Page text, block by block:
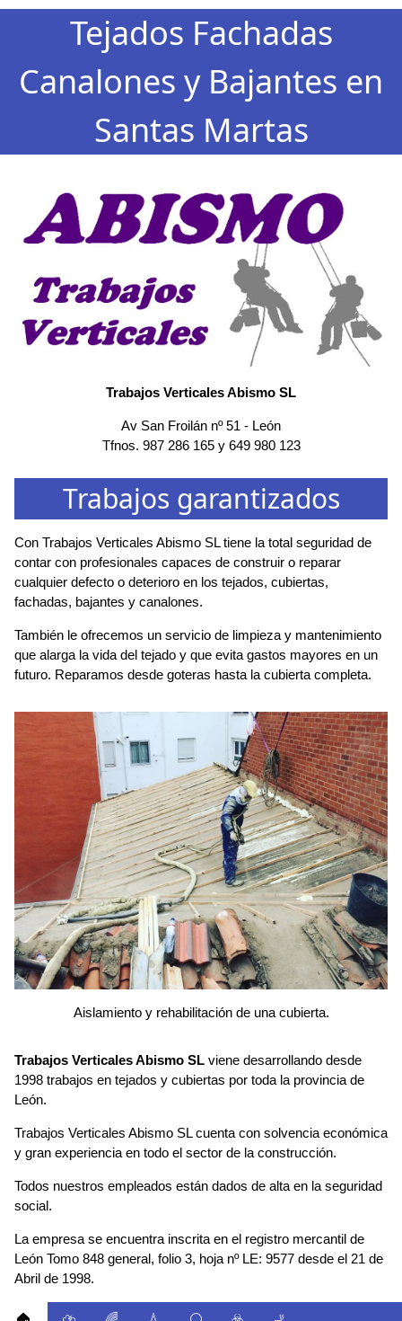
Tejados Fachadas
Canalones y Bajantes en
Santas Martas
Trabajos Verticales Abismo SL
Av San Froilán nº 51 - León
Tfnos. 987 286 165y 649 980 123
Trabajos garantizados
Con Trabajos Verticales Abismo SL tiene la total seguridad de
contar con profesionales capaces de construir o reparar
cualquier defecto o deterioro en los tejados, cubiertas,
fachadas, bajantes y canalones.
También le ofrecemos un servicio de limpieza y mantenimiento
que alarga la vida del tejado y que evita gastos mayores en un
futuro. Reparamos desde goteras hasta la cubierta completa.
Aislamiento y rehabilitación de una cubierta.
Trabajos Verticales Abismo SL viene desarrollando desde
1998 trabajos en tejados y cubiertas por toda la provincia de
León.
Trabajos Verticales Abismo SL cuenta con solvencia económica
y gran experiencia en todo el sector de la construcción.
Todos nuestros empleados están dados de alta en la seguridad
social.
La empresa se encuentra inscrita en el registro mercantil de
León Tomo 848 general, folio 3, hoja nº LE: 9577 desde el 21 de
Abril de 1998.